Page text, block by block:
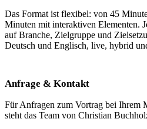
Das Format ist flexibel: von 45
Minuten mit interaktiven Elementen.
auf Branche, Zielgruppe und
Deutsch und Englisch, live, hybrid
Anfrage & Kontakt
Für Anfragen zum Vortrag bei Ihrem
steht das Team von Christian